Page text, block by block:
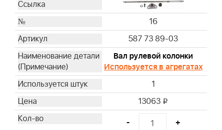
16
587 73 89-03
Вал рулевой колонки
Используется в агрегатах
1
13063 i
- +